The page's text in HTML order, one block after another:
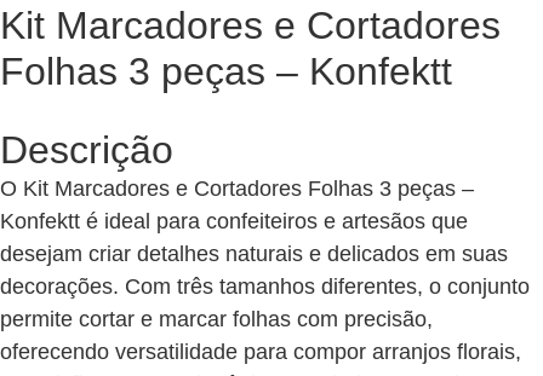
Kit Marcadores e Cortadores
Folhas 3 peças – Konfektt
Descrição
O Kit Marcadores e Cortadores Folhas 3 peças –
Konfektt é ideal para confeiteiros e artesãos que
desejam criar detalhes naturais e delicados em suas
decorações. Com três tamanhos diferentes, o conjunto
permite cortar e marcar folhas com precisão,
oferecendo versatilidade para compor arranjos florais,